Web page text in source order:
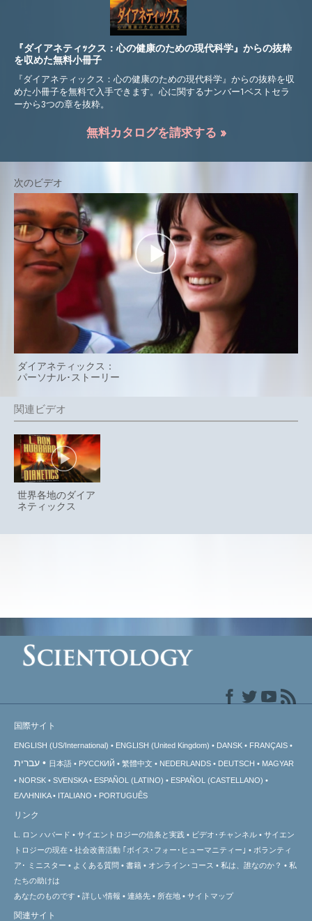
『ダイアネティｯクス：心の健康のための現代科学』からの抜粋
を収めた無料小冊子
『ダイアネティックス：心の健康のための現代科学』からの抜粋を収
めた小冊子を無料で入手できます。心に関するナンバー1ベストセラ
ーから3つの章を抜粋。
無料カタログを請求する »
ダイアネティックス：
パーソナル･ストーリー
世界各地のダイア
ネティックス
国際サイト
ENGLISH (US/International) ENGLISH (United Kingdom) DANSK FRANÇAIS
עברית 日本語 РУССКИЙ 繁體中文 NEDERLANDS DEUTSCH
MAGYAR
NORSK
SVENSKA ESPAÑOL (LATINO)
ESPAÑOL (CASTELLANO)
ΕΛΛΗΝΙΚA
ITALIANO PORTUGUÊS
リンク
L. ロン ハバード サイエントロジーの信条と実践 ビデオ･チャンネル
サイエン
トロジーの現在 社会改善活動 ｢ボイス･フォー･ヒューマニティー｣
ボランティ
ア･
ミニスター よくある質問 書籍 オンライン･コース 私は、誰なのか？
私
たちの助けは
あなたのものです
詳しい情報 連絡先 所在地 サイトマップ
関連サイト